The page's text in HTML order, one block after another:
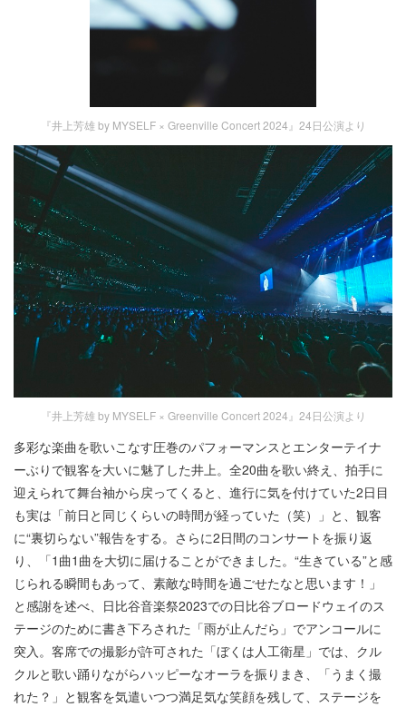
『井上芳雄 by MYSELF × Greenville Concert 2024』24日公演より
『井上芳雄 by MYSELF × Greenville Concert 2024』24日公演より
多彩な楽曲を歌いこなす圧巻のパフォーマンスとエンターテイナ
ーぶりで観客を大いに魅了した井上。全20曲を歌い終え、拍手に
迎えられて舞台袖から戻ってくると、進行に気を付けていた2日目
も実は「前日と同じくらいの時間が経っていた（笑）」と、観客
に“裏切らない”報告をする。さらに2日間のコンサートを振り返
り、「1曲1曲を大切に届けることができました。“生きている”と感
じられる瞬間もあって、素敵な時間を過ごせたなと思います！」
と感謝を述べ、日比谷音楽祭2023での日比谷ブロードウェイのス
テージのために書き下ろされた「雨が止んだら」でアンコールに
突入。客席での撮影が許可された「ぼくは人工衛星」では、クル
クルと歌い踊りながらハッピーなオーラを振りまき、「うまく撮
れた？」と観客を気遣いつつ満足気な笑顔を残して、ステージを